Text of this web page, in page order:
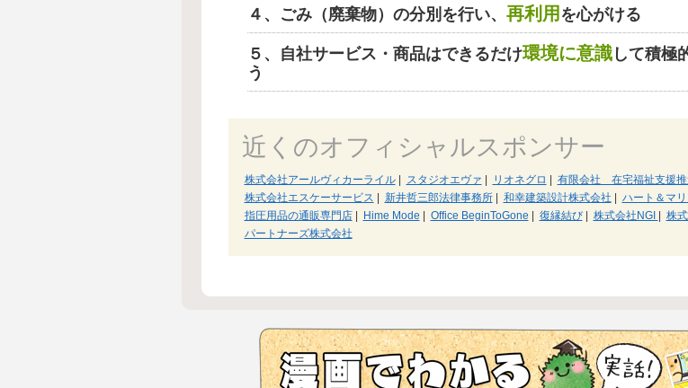
４、ごみ（廃棄物）の分別を行い、 再利用 を心がける
５、自社サービス・商品はできるだけ環境に意識して積極
う
近くのオフィシャルスポンサー
株式会社アールヴィカーライル| スタジオエヴァ | リオネグロ | 有限会社 在宅福祉支援推
株式会社エスケーサービス | 新井哲三郎法律事務所| 和幸建築設計株式会社 | ハート＆マ
指圧用品の通販専門店| Hime Mode | Office BeginToGone | 復縁結び| 株式会社NGI | 株
パートナーズ株式会社